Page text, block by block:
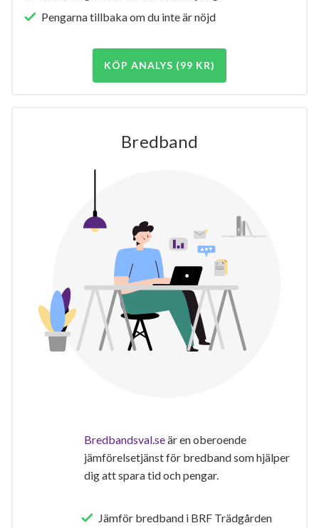
Pengarna tillbaka om du inte är nöjd
KÖP ANALYS (99 KR)
Bredband
Bredbandsval.seär en oberoende
jämförelsetjänst för bredband som hjälper
dig att spara tid och pengar.
Jämför bredband i BRF Trädgården